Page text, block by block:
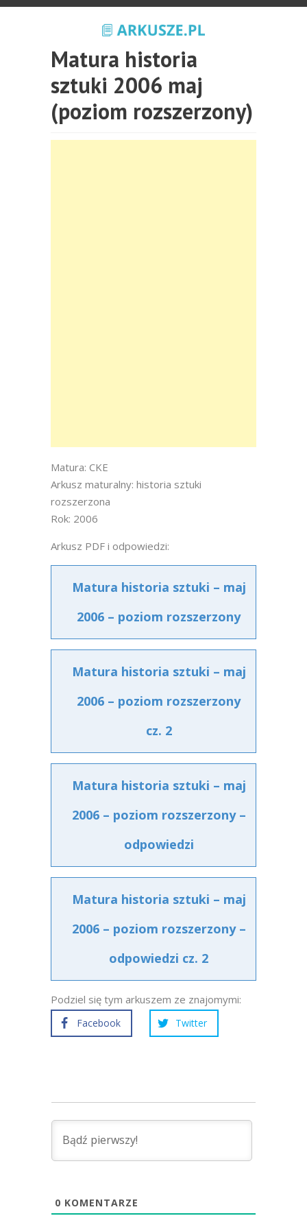
Matura historia
sztuki 2006 maj
(poziom rozszerzony)
Matura: CKE
Arkusz maturalny: historia sztuki
rozszerzona
Rok: 2006
Arkusz PDF i odpowiedzi:
Matura historia sztuki – maj
2006 – poziom rozszerzony
Matura historia sztuki – maj
2006 – poziom rozszerzony
cz. 2
Matura historia sztuki – maj
2006 – poziom rozszerzony –
odpowiedzi
Matura historia sztuki – maj
2006 – poziom rozszerzony –
odpowiedzi cz. 2
Podziel się tym arkuszem ze znajomymi:
Facebook Twitter
0 KOMENTARZE